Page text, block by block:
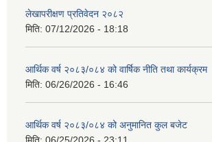
लेखापरीक्षण प्रतिवेदन २०८२
मिति: 07/12/2026 - 18:18
आर्थिक वर्ष २०८३/०८४ को वार्षिक नीति तथा कार्यक्रम
मिति: 06/26/2026 - 16:46
आर्थिक वर्ष २०८३/०८४ को अनुमानित कुल बजेट